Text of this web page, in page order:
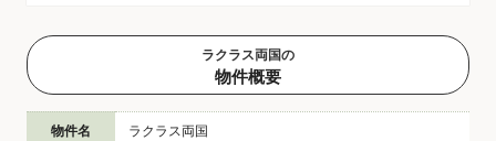
ラクラス両国の
物件概要
物件名 ラクラス両国